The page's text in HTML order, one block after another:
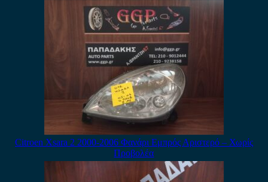
Citroen Xsara 2 2000-2006 Φανάρι Εμπρός Αριστερό – Χωρίς
Προβολέα